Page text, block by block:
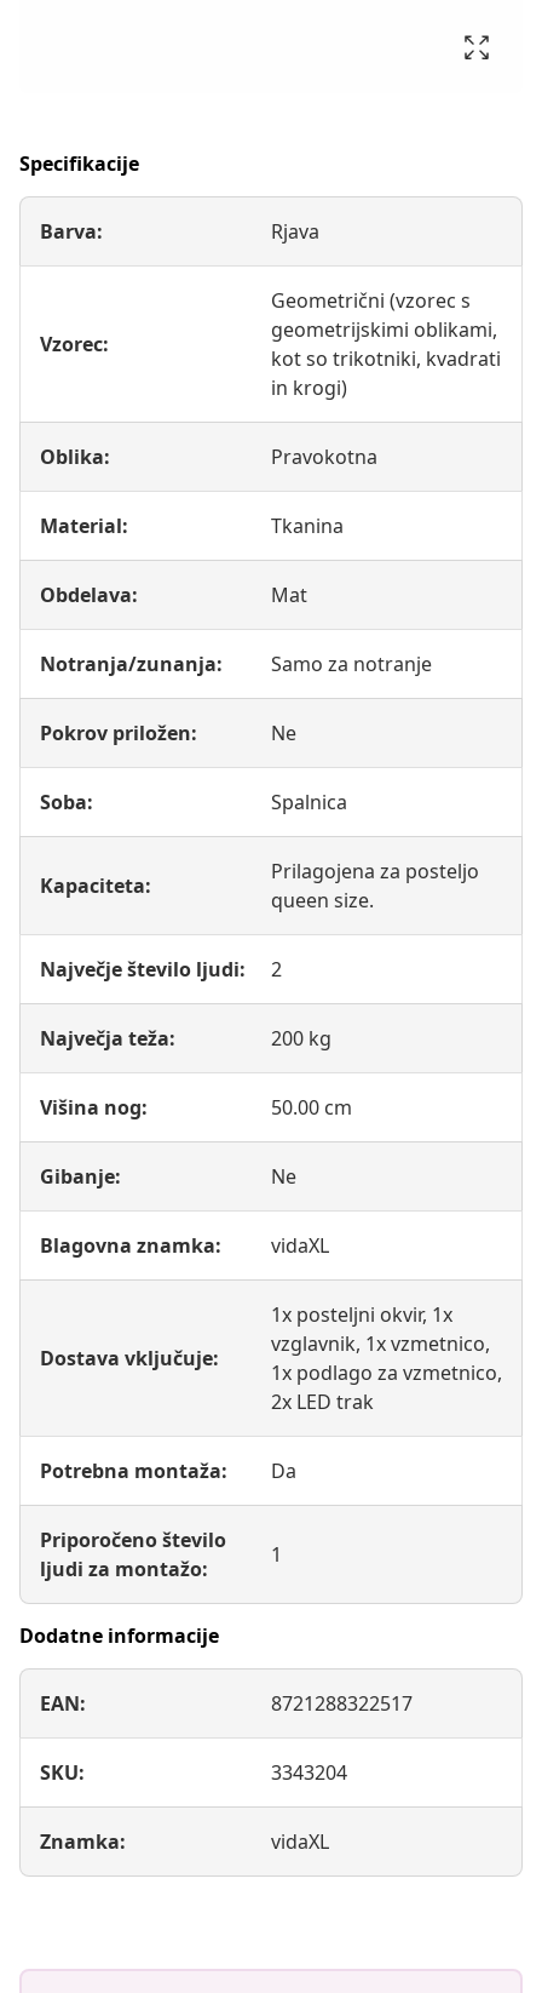
Specifikacije
Barva: Rjava
Vzorec:
Geometrični (vzorec s
geometrijskimi oblikami,
kot so trikotniki, kvadrati
in krogi)
Oblika: Pravokotna
Material: Tkanina
Obdelava: Mat
Notranja/zunanja: Samo za notranje
Pokrov priložen: Ne
Soba: Spalnica
Kapaciteta:
Prilagojena za posteljo
queen size.
Največje število ljudi: 2
Največja teža: 200 kg
Višina nog: 50.00 cm
Gibanje: Ne
Blagovna znamka: vidaXL
Dostava vključuje:
1x posteljni okvir, 1x
vzglavnik, 1x vzmetnico,
1x podlago za vzmetnico,
2x LED trak
Potrebna montaža: Da
Priporočeno število
ljudi za montažo:
1
Dodatne informacije
EAN: 8721288322517
SKU: 3343204
Znamka: vidaXL